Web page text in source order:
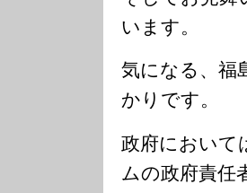
います。
気になる、福
かりです。
政府において
ムの政府責任